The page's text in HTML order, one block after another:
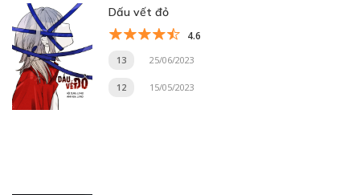
Dấu vết đỏ
4.6
13 25/06/2023
12 15/05/2023